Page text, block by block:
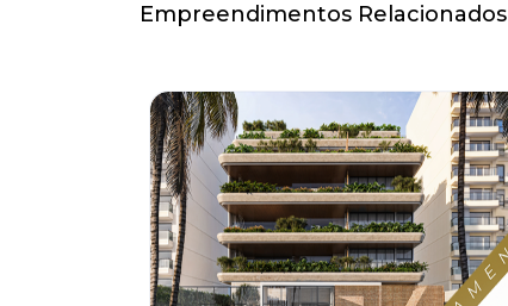
Empreendimentos Relacionados